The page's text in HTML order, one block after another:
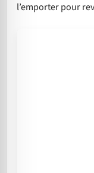
l’emporter pour